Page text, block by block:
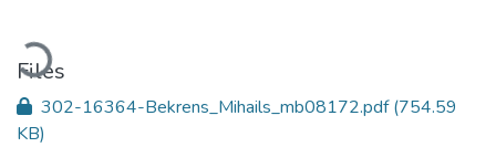
Loading...
Files
302-16364-Bekrens_Mihails_mb08172.pdf(754.59
KB)